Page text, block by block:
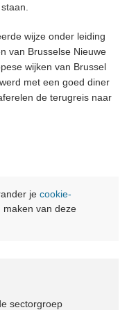
wijze onder leiding
van Brusselse Nieuwe
wijken van Brussel
met een goed diner
de terugreis naar
je cookie-
van deze
sectorgroep